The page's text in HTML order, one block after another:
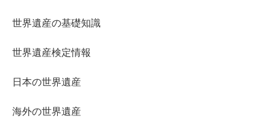
世界遺産の基礎知識
世界遺産検定情報
日本の世界遺産
海外の世界遺産